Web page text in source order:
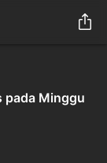
pada Minggu